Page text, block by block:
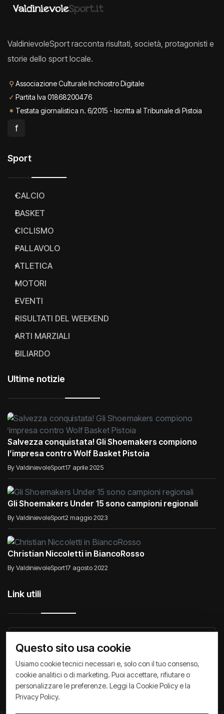
ValdinievoleSport racconta risultati, società, protagonisti e
storie dello sport locale.
⚲ Associazione Culturale Inchiostro Digitale
✓ Partita Iva 01868200476
✶ Testata giornalistica n. 6/2015 - Iscritta al Tribunale di Pistoia
f
Sport
CALCIO
BASKET
CICLISMO
PALLAVOLO
ATLETICA
MOTORI
EVENTI
RISULTATI DEL WEEKEND
ARTI MARZIALI
BILIARDO
Ultime notizie
Salvezza conquistata! Gli Shoemakers compiono
l’impresa contro Wolf Basket Pistoia
By ValdinievoleSport17 aprile 2025
Gli Shoemakers Under 15 sono campioni regionali
By ValdinievoleSport2 maggio 2023
Christian Niccoletti in BiancoRosso
By ValdinievoleSport17 agosto 2022
Link utili
Raccontiamo di Noi Comunicati
Privacy Policy Cookie Policy Archivio News
Questo sito usa cookie
Usiamo cookie tecnici necessari e, solo con il tuo consenso,
cookie analitici o di marketing. Puoi accettare, rifiutare o
personalizzare le preferenze. Leggi la Cookie Policy e la
Privacy Policy.